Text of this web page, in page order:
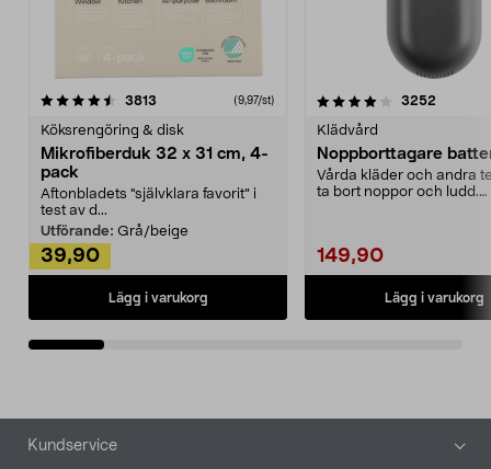
3813 (9,97/st)
Köksrengöring & disk
Mikrofiberduk 32 x 31 cm, 4-
pack
Aftonbladets "självklara favorit” i
test av d...
Utförande: Grå/beige
39,90
Lägg i varukorg
4.0av 5 stjärnor 3252
Klädvård
Noppborttagare
Vårda kläder och andra
ta bort noppor och ludd.
149,90
Lägg i varukorg
4.5av 5 stjärnor
Sidfot
Kundservice